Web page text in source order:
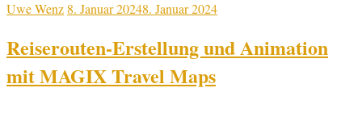
Uwe Wenz 8. Januar 20248. Januar 2024
Reiserouten-Erstellung und Animation
mit MAGIX Travel Maps